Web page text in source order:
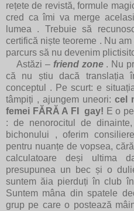
rețete de revistă, formule
cred ca îmi va merge
lumea . Trebuie să
certifică niște teoreme . Nu
parcurs să nu devenim
Astăzi – friend zone. Nu
că nu știu dacă translația
conceptul . Pe scurt: e
tâmpiți , ajungem uneori: cel
femei FĂRĂ A FI gay! E o
: de nenorocitul de
bichonului , oferim
pentru nuanțe de vopsea,
calculatoare deși ultima
presupunea un bec și o
suntem ăia pierduți în club
Suntem mâna din spatele
grup pe care o postează